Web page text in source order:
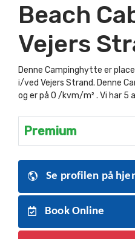
Beach
Vejers
Denne Campinghytte er
i/ved Vejers Strand. Denne
og er på 0 /kvm/m² . Vi har 5
Premium
Se profilen på
Book Online